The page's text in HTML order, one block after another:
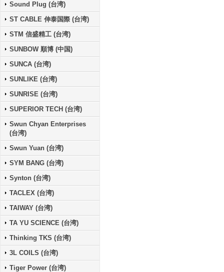
Sound Plug (台湾)
ST CABLE 伸泰国際 (台湾)
STM 信盛精工 (台湾)
SUNBOW 順博 (中国)
SUNCA (台湾)
SUNLIKE (台湾)
SUNRISE (台湾)
SUPERIOR TECH (台湾)
Swun Chyan Enterprises
(台湾)
Swun Yuan (台湾)
SYM BANG (台湾)
Synton (台湾)
TACLEX (台湾)
TAIWAY (台湾)
TA YU SCIENCE (台湾)
Thinking TKS (台湾)
3L COILS (台湾)
Tiger Power (台湾)